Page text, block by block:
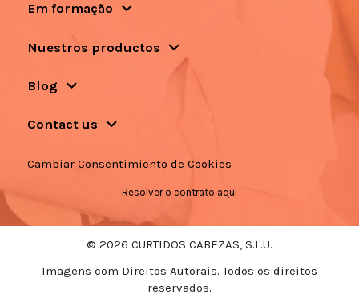
Em formação
Nuestros productos
Blog
Contact us
Cambiar Consentimiento de Cookies
Resolver o contrato aqui
© 2026 CURTIDOS CABEZAS, S.L.U.
Imagens com Direitos Autorais. Todos os direitos
reservados.